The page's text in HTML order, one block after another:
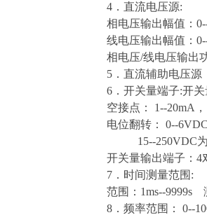
4．直流电压源:
相电压输出幅值：
线电压输出幅值：
相电压/线电压输出
5．直流辅助电压源
6．开关量端子:开
空接点： 1--20mA
电位翻转： 0--
15--250VDC为
开关量输出端子：
7．时间测量范围:
范围：1ms--9999s
8．频率范围： 0--